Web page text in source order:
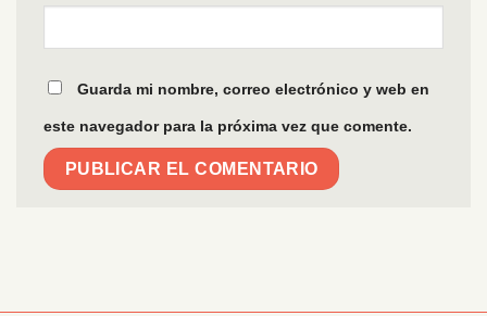
Guarda mi nombre, correo electrónico y web en
este navegador para la próxima vez que comente.